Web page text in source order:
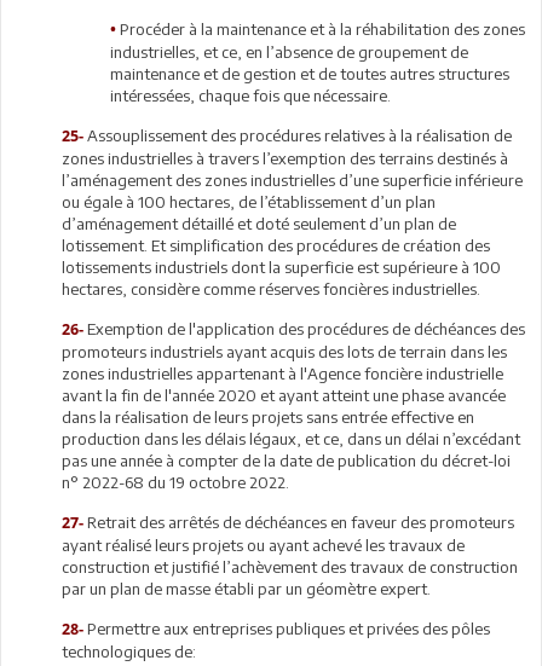
• Procéder à la maintenance et à la réhabilitation des zones
industrielles, et ce, en l’absence de groupement de
maintenance et de gestion et de toutes autres structures
intéressées, chaque fois que nécessaire.
25- Assouplissement des procédures relatives à la réalisation de
zones industrielles à travers l’exemption des terrains destinés à
l’aménagement des zones industrielles d’une superficie inférieure
ou égale à 100 hectares, de l’établissement d’un plan
d’aménagement détaillé et doté seulement d’un plan de
lotissement. Et simplification des procédures de création des
lotissements industriels dont la superficie est supérieure à 100
hectares, considère comme réserves foncières industrielles.
26- Exemption de l'application des procédures de déchéances des
promoteurs industriels ayant acquis des lots de terrain dans les
zones industrielles appartenant à l'Agence foncière industrielle
avant la fin de l'année 2020 et ayant atteint une phase avancée
dans la réalisation de leurs projets sans entrée effective en
production dans les délais légaux, et ce, dans un délai n’excédant
pas une année à compter de la date de publication du décret-loi
n° 2022-68 du 19 octobre 2022.
27- Retrait des arrêtés de déchéances en faveur des promoteurs
ayant réalisé leurs projets ou ayant achevé les travaux de
construction et justifié l’achèvement des travaux de construction
par un plan de masse établi par un géomètre expert.
28- Permettre aux entreprises publiques et privées des pôles
technologiques de: